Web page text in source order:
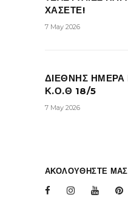
ΧΑΣΕΤΕ!
7 May 2026
ΔΙΕΘΝΗΣ ΗΜΕΡΑ
Κ.Ο.Θ 18/5
7 May 2026
ΑΚΟΛΟΥΘΗΣΤΕ ΜΑΣ